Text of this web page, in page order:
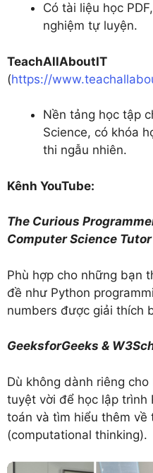
Có tài liệu học
nghiệm tự luyện.
TeachAllAboutIT
(https://
Nền tảng học tập
Science, có khóa
thi ngẫu nhiên.
Kênh YouTube:
The Curious
Computer Science Tutor
Phù hợp cho những bạn
đề như Python
numbers được giải thích
GeeksforGeeks &
Dù không dành riêng
tuyệt vời để học lập trình
toán và tìm hiểu thêm về
(computational thinking).